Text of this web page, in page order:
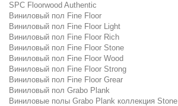
SPC Floorwood Authentic
Виниловый пол Fine Floor
Виниловый пол Fine Floor Light
Виниловый пол Fine Floor Rich
Виниловый пол Fine Floor Stone
Виниловый пол Fine Floor Wood
Виниловый пол Fine Floor Strong
Виниловый пол Fine Floor Grear
Виниловый пол Grabo Plank
Виниловые полы Grabo Plank коллекция Stone